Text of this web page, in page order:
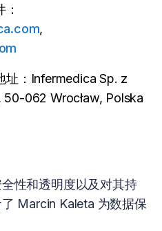
,
址：Infermedica Sp. z
062 Wrocław, Polska
性和透明度以及对其持
Marcin Kaleta 为数据保